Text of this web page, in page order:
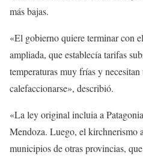
más bajas.
«El gobierno quiere terminar con
ampliada, que establecía tarifas
temperaturas muy frías y necesitan
calefaccionarse», describió.
«La ley original incluia a
Mendoza. Luego, el kirchnerismo
municipios de otras provincias,